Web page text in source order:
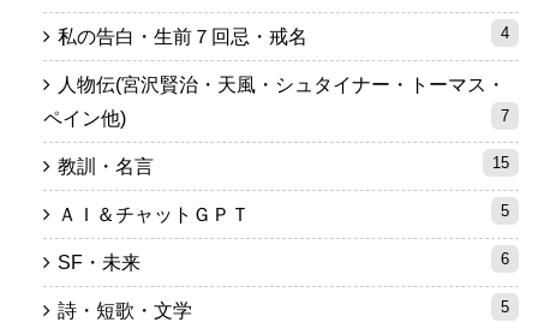
私の告白・生前７回忌・戒名 4
人物伝(宮沢賢治・天風・シュタイナー・トーマス・
ペイン他)
7
教訓・名言 15
ＡＩ＆チャットＧＰＴ 5
SF・未来 6
詩・短歌・文学 5